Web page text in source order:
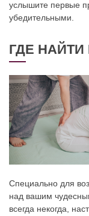
услышите первые
убедительными.
ГДЕ
Специально для
над вашим
всегда некогда,